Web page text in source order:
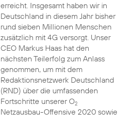
erreicht. Insgesamt haben wir in
Deutschland in diesem Jahr bisher
rund sieben Millionen Menschen
zusätzlich mit 4G versorgt. Unser
CEO Markus Haas hat den
nächsten Teilerfolg zum Anlass
genommen, um mit dem
Redaktionsnetzwerk Deutschland
(RND) über die umfassenden
Fortschritte unserer O2
Netzausbau-Offensive 2020 sowie